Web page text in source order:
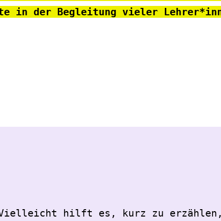
in der Begleitung vieler
hilft es, kurz zu erzählen,